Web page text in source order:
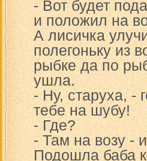
- Вот будет
и положил на
А лисичка
полегоньку из
рыбке да по
ушла.
- Ну, старуха, -
тебе на шубу!
- Где?
- Там на возу -
Подошла баба